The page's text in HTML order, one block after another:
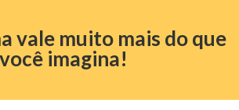
vale muito mais do que
você imagina!